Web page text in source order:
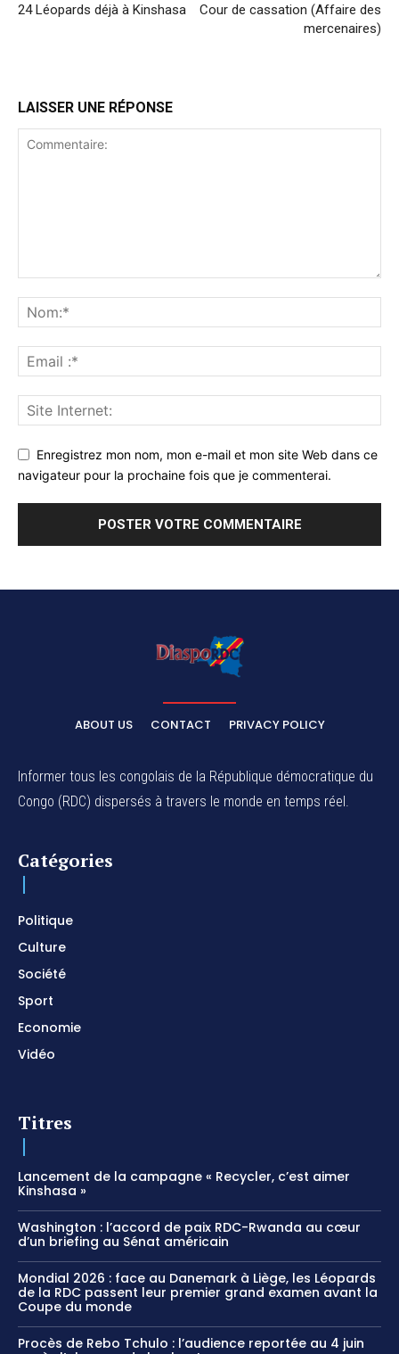
24 Léopards déjà à Kinshasa
Cour de cassation (Affaire des
mercenaires)
LAISSER UNE RÉPONSE
Enregistrez mon nom, mon e-mail et mon site Web dans ce
navigateur pour la prochaine fois que je commenterai.
ABOUT US CONTACT PRIVACY POLICY
Informer tous les congolais de la République démocratique du
Congo (RDC) dispersés à travers le monde en temps réel.
Catégories
Politique
Culture
Société
Sport
Economie
Vidéo
Titres
Lancement de la campagne « Recycler, c’est aimer
Kinshasa »
Washington : l’accord de paix RDC-Rwanda au cœur
d’un briefing au Sénat américain
Mondial 2026 : face au Danemark à Liège, les Léopards
de la RDC passent leur premier grand examen avant la
Coupe du monde
Procès de Rebo Tchulo : l’audience reportée au 4 juin